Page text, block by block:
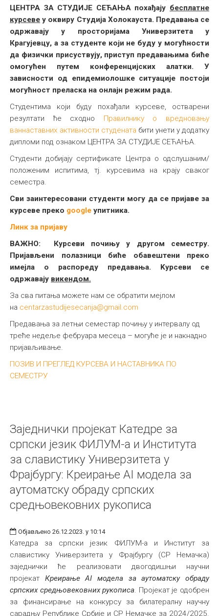
ЦЕНТРА ЗА СТУДИЈЕ СЕЋАЊА похађају бесплатне
курсеве у оквиру Студија Холокауста. Предавања се
одржавају у просторијама Универзитета у
Крагујевцу, а за студенте који не буду у могућности
да физички присуствују, приступ предавањима биће
омогућен путем конференцијских алатки. У
зависности од епидемиолошке ситуације постоји
могућност преласка на онлајн режим рада.
Студентима који буду похађали курсеве, остварени
резултати ће сходно Правилнику о вредновању
ваннаставних активности студената бити унети у додатку
дипломи под ознаком ЦЕНТРА ЗА СТУДИЈЕ СЕЋАЊА.
Студенти добијају сертификате Центра о одслушаним/
положеним испитима, тј. курсевима на крају сваког
семестра.
Сви заинтересовани студенти могу да се пријаве за
курсеве преко google упитника.
Линк за пријаву
ВАЖНО: Курсеви почињу у другом семестру.
Пријављени полазници биће обавештени преко
имејла о распореду предавања. Kурсеви се
одржавају викендом.
За сва питања можете нам се обратити мејлом
на centarzastudijesecanja@gmail.com
Предавања за летњи семестар почињу у интервалу од
треће недеље фебруара месеца – могуће је и накнадно
пријављивање.
ПОЗИВ И ПРЕГЛЕД КУРСЕВА И НАСТАВНИКА ПО
СЕМЕСТРУ
Заједнички пројекат Катедре за
српски језик ФИЛУМ-а и Института
за славистику Универзитета у
Фрајбургу: Креирање AI модела за
аутоматску обраду српских
средњовековних рукописа
Објављено 26.12.2023. у 10:14
Катедра за српски језик ФИЛУМ-а и Институт за
славистику Универзитета у Фрајбургу (СР Немачка)
заједнички ће реализовати двогодишњи научни
пројекат Креирање AI модела за аутоматску обраду
српских средњовековних рукописа. Пројекат је одобрен
за финансирање на конкурсу за билатералну научну
сарадњу Републике Србије и СР Немачке за 2024/2025.